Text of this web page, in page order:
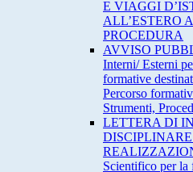
E VIAGGI
ALL’ESTERO
PROCEDURA
AVVISO
Interni/ Esterni
formative
Percorso
Strumenti,
LETTERA DI
DISCIPLINARE
Scientifico per